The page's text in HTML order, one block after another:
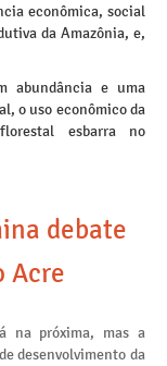
econômica, social
da Amazônia, e,
abundância e uma
o uso econômico da
esbarra no
debate
Acre
na próxima, mas a
desenvolvimento da